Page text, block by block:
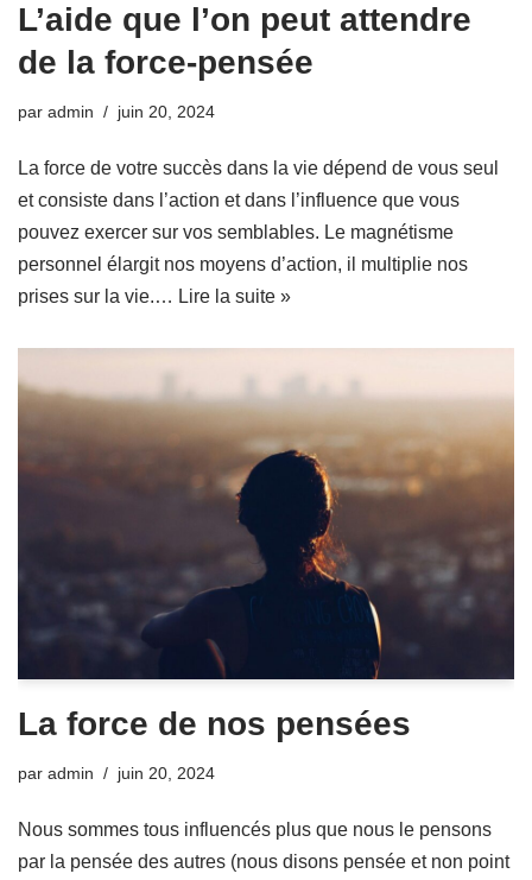
L’aide que l’on peut attendre
de la force-pensée
par admin juin 20, 2024
La force de votre succès dans la vie dépend de vous seul
et consiste dans l’action et dans l’influence que vous
pouvez exercer sur vos semblables. Le magnétisme
personnel élargit nos moyens d’action, il multiplie nos
prises sur la vie.… Lire la suite »
La force de nos pensées
par admin juin 20, 2024
Nous sommes tous influencés plus que nous le pensons
par la pensée des autres (nous disons pensée et non point